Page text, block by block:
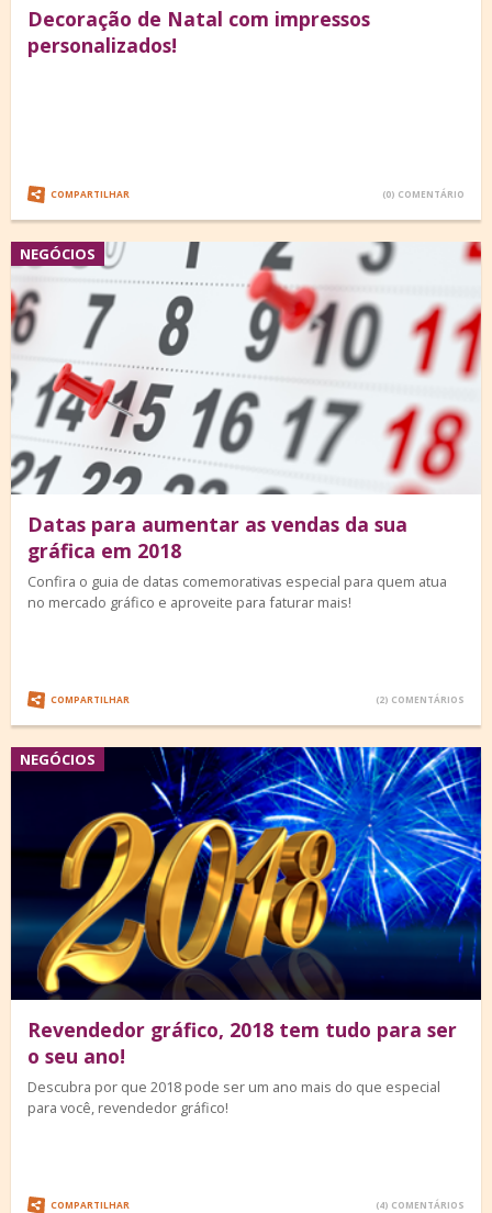
Decoração de Natal com impressos
personalizados!
COMPARTILHAR (0) COMENTÁRIO
NEGÓCIOS
Datas para aumentar as vendas da sua
gráfica em 2018
Confira o guia de datas comemorativas especial para quem atua
no mercado gráfico e aproveite para faturar mais!
COMPARTILHAR (2) COMENTÁRIOS
NEGÓCIOS
Revendedor gráfico, 2018 tem tudo para ser
o seu ano!
Descubra por que 2018 pode ser um ano mais do que especial
para você, revendedor gráfico!
COMPARTILHAR (4) COMENTÁRIOS